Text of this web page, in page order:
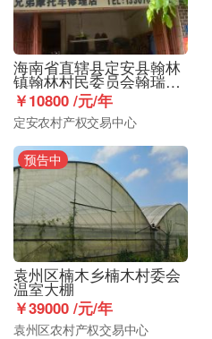
海南省直辖县定安县翰林
镇翰林村民委员会翰瑞街
112号商品楼128㎡出租
￥10800 /元/年
定安农村产权交易中心
预告中
袁州区楠木乡楠木村委会
温室大棚
￥39000 /元/年
袁州区农村产权交易中心